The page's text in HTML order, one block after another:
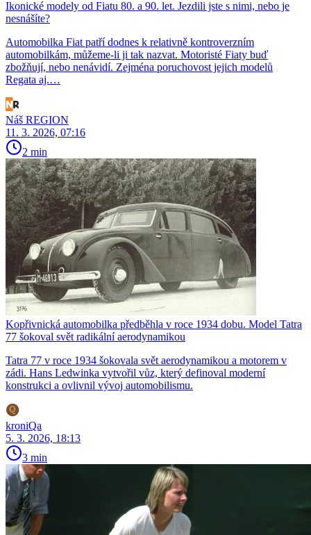
Ikonické modely od Fiatu 80. a 90. let. Jezdili jste s nimi, nebo je
nesnášíte?
Automobilka Fiat patří dodnes k relativně kontroverzním
automobilkám, můžeme-li ji tak nazvat. Motoristé Fiaty buď
zbožňují, nebo nenávidí. Zejména poruchovost jejich modelů
Regata aj.…
Náš REGION
11. 3. 2026, 07:16
2 min
Kopřivnická automobilka předběhla v roce 1934 dobu. Model Tatra
77 šokoval svět radikální aerodynamikou
Tatra 77 v roce 1934 šokovala svět aerodynamikou a motorem v
zádi. Hans Ledwinka vytvořil vůz, který definoval moderní
konstrukci a ovlivnil vývoj automobilismu.
kroniQa
5. 3. 2026, 18:13
3 min